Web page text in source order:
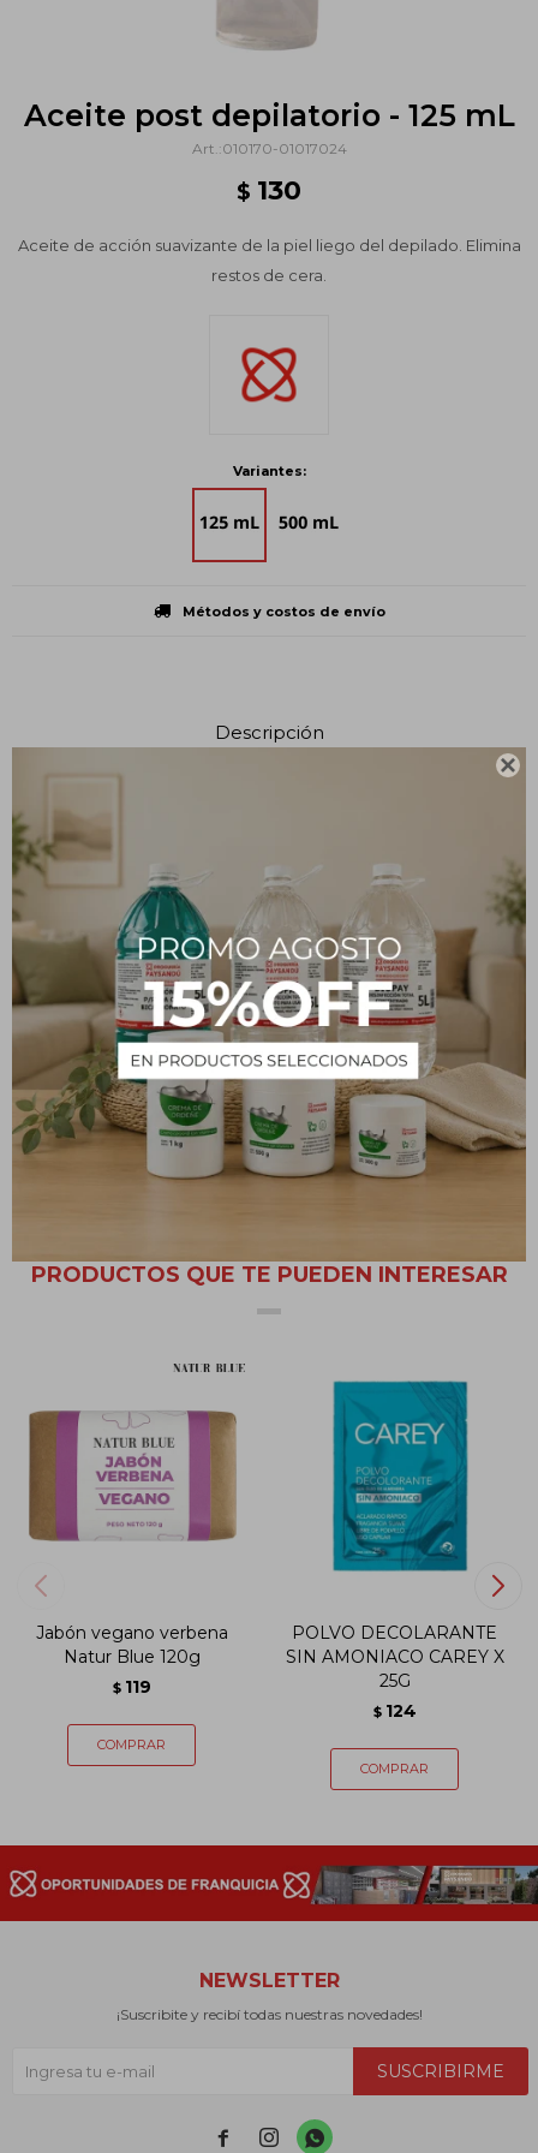

Aceite post depilatorio - 125 mL
010170-01017024
$ 130
Aceite de acción suavizante de la piel liego del depilado. Elimina
restos de cera.
Variantes:
Métodos y costos de envío
Descripción
Modo de uso:
Aplicar sobre la zona depilada y distribuir con la mano de forma
homogénea.
Agitar antes de usar
Precauciones:
Almacenar en lugar fresco y seco, protegido de la luz.
Mantener fuera del alcance de los niños.
No reutilizar el envase.
No ingerir.
PRODUCTOS QUE TE PUEDEN INTERESAR
Jabón vegano verbena
Natur Blue 120g
$ 119
POLVO DECOLARANTE
SIN AMONIACO CAREY X
25G
$ 124
NEWSLETTER
¡Suscribite y recibí todas nuestras novedades!
SUSCRIBIRME
  